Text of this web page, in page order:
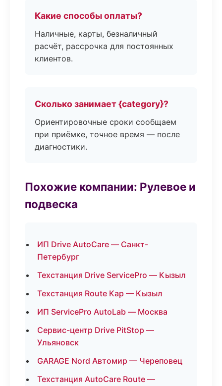
Какие способы оплаты?
Наличные, карты, безналичный
расчёт, рассрочка для постоянных
клиентов.
Сколько занимает {category}?
Ориентировочные сроки сообщаем
при приёмке, точное время — после
диагностики.
Похожие компании: Рулевое и
подвеска
ИП Drive AutoCare — Санкт-
Петербург
Техстанция Drive ServicePro — Кызыл
Техстанция Route Кар — Кызыл
ИП ServicePro AutoLab — Москва
Сервис-центр Drive PitStop —
Ульяновск
GARAGE Nord Автомир — Череповец
Техстанция AutoCare Route —